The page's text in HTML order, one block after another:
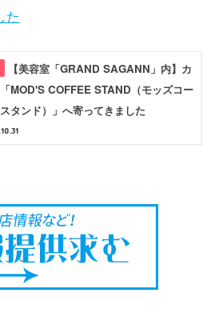
た
【美容室「GRAND SAGANN」内】カ
MOD'S COFFEE STAND（モッズコー
タンド）」へ寄ってきました